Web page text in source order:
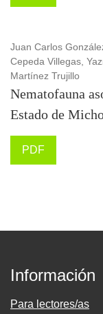
Juan Carlos
Cepeda Villegas,
Martínez Trujillo
Nematofauna
Estado de
PDF
Información
Para lectores/as